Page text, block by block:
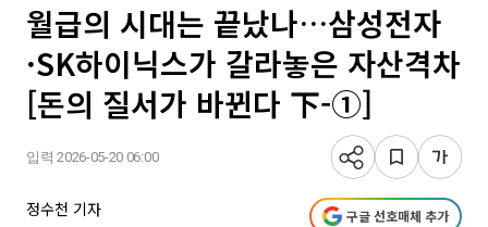
월급의 시대는 끝났나…삼성전자
·SK하이닉스가 갈라놓은 자산격차
[돈의 질서가 바뀐다 下-①]
입력 2026-05-20 06:00
정수천 기자 구글 선호매체 추가